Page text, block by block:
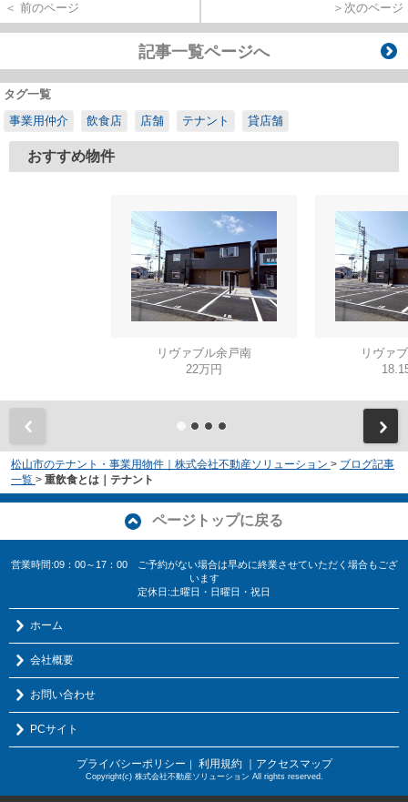
＜ 前のページ ＞次のページ
記事一覧ページへ
タグ一覧
事業用仲介
飲食店 店舗 テナント 貸店舗
おすすめ物件
リヴァブル余戸南
22万円
リヴァ
松山市のテナント・事業用物件｜株式会社不動産ソリューション > ブログ記事
一覧 > 重飲食とは｜テナント
ページトップに戻る
営業時間:09：00～17：00 ご予約がない場合は早めに終業させていただく場合もござ
います
定休日:土曜日・日曜日・祝日
ホーム
会社概要
お問い合わせ
PCサイト
プライバシーポリシー ｜ 利用規約 ｜アクセスマップ
Copyright(c) 株式会社不動産ソリューション All rights reserved.